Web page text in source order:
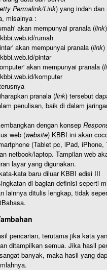
Permalink/Link) yang indah
misalnya :
akan mempunyai pranala (link
rumah
akan mempunyai pranala (link)
pintar
akan mempunyai pranala (
komputer
pranala (link) tersebut
penulisan, baik di dalam
dengan konsep
web (website) KBBI ini akan
(Tablet pc, iPad, iPhone,
netbook/laptop. Tampilan web
layar yang digunakan.
kata baru diluar KBBI edisi III
di bagian definisi seperti
lainnya ditulis lengkap, tidak
pencarian, terutama jika kata
ditampilkan semua. Jika hasil
banyak, maka hasil yang